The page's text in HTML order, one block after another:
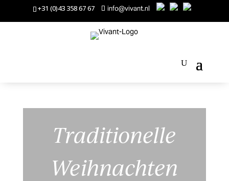
+31 (0)43 358 67 67 info@vivant.nl
Traditionelle
Weihnachten